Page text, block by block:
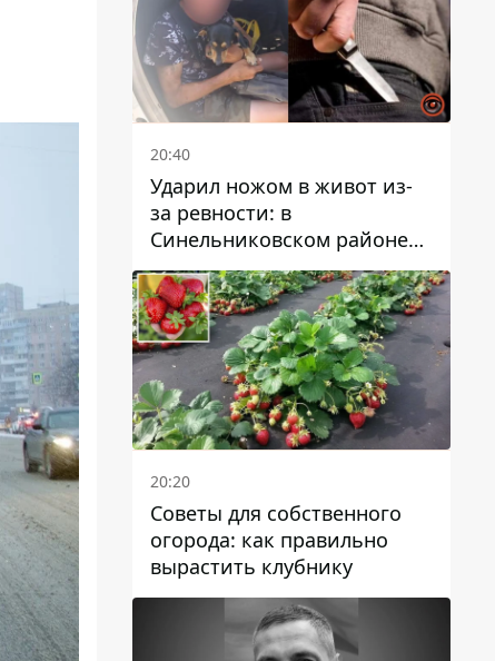
20:40
Ударил ножом в живот из-
за ревности: в
Синельниковском районе
задержали 49-летнего
мужчину за убийство
20:20
Советы для собственного
огорода: как правильно
вырастить клубнику